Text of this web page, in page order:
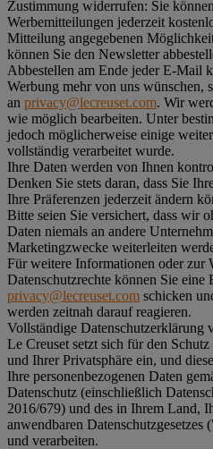
Zustimmung widerrufen: Sie
Werbemitteilungen jederzeit
Mitteilung angegebenen
können Sie den Newsletter
Abbestellen am Ende jeder E-Mail
Werbung mehr von uns wünschen,
an privacy@lecreuset.com. Wir
wie möglich bearbeiten. Unter
jedoch möglicherweise einige
vollständig verarbeitet wurde.
Ihre Daten werden von Ihnen
Denken Sie stets daran, dass Sie
Ihre Präferenzen jederzeit ändern
Bitte seien Sie versichert, dass wir
Daten niemals an andere
Marketingzwecke weiterleiten
Für weitere Informationen oder zur
Datenschutzrechte können Sie eine
privacy@lecreuset.com schicken
werden zeitnah darauf reagieren.
Vollständige Datenschutzerklärung
Le Creuset setzt sich für den
und Ihrer Privatsphäre ein, und
Ihre personenbezogenen Daten
Datenschutz (einschließlich
2016/679) und des in Ihrem Land,
anwendbaren Datenschutzgesetzes
und verarbeiten.